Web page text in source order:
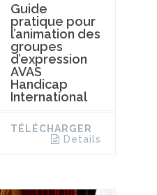
Guide
pratique pour
l’animation des
groupes
d’expression
AVAS
Handicap
International
TÉLÉCHARGER
Details